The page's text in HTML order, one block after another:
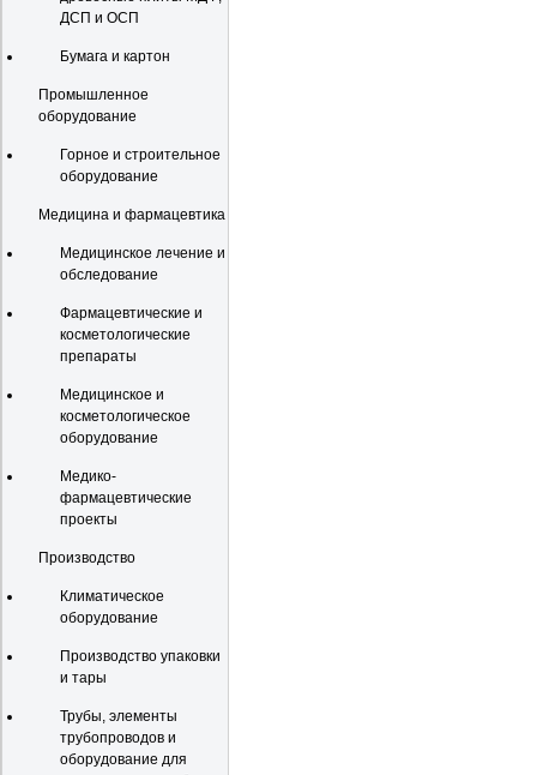
ДСП и ОСП
Бумага и картон
Промышленное
оборудование
Горное и строительное
оборудование
Медицина и фармацевтика
Медицинское лечение и
обследование
Фармацевтические и
косметологические
препараты
Медицинское и
косметологическое
оборудование
Медико-
фармацевтические
проекты
Производство
Климатическое
оборудование
Производство упаковки
и тары
Трубы, элементы
трубопроводов и
оборудование для